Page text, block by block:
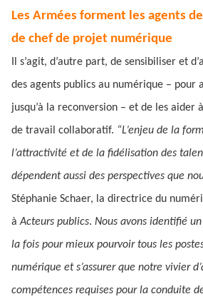
Les Armées forment les agents
de chef de projet numérique
Il s’agit, d’autre part, de sensibiliser et
des agents publics au numérique – pour
jusqu’à la reconversion – et de les aider
de travail collaboratif. “L’enjeu de la
l’attractivité et de la fidélisation des
dépendent aussi des perspectives que
Stéphanie Schaer, la directrice du
àActeurs publics. Nous avons identifié
la fois pour mieux pourvoir tous les
numérique et s’assurer que notre vivier
compétences requises pour la conduite